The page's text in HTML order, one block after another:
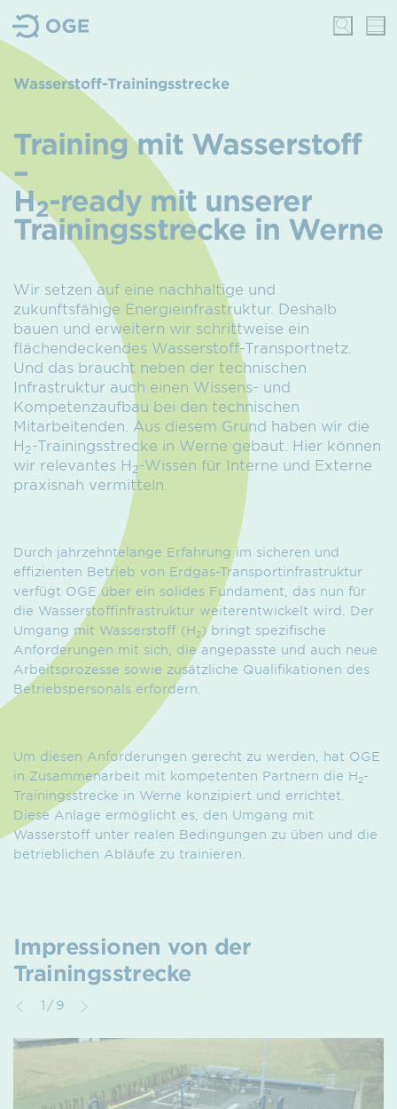
Wasserstoff-Trainingsstrecke
Training mit Wasserstoff
–
H2-ready mit unserer
Trainings­strecke in Werne
Wir setzen auf eine nachhaltige und
zukunftsfähige Energieinfrastruktur. Deshalb
bauen und erweitern wir schrittweise ein
flächendeckendes Wasserstoff-Transportnetz.
Und das braucht neben der technischen
Infrastruktur auch einen Wissens- und
Kompetenzaufbau bei den technischen
Mitarbeitenden. Aus diesem Grund haben wir die
H2-Trainingsstrecke in Werne gebaut. Hier können
wir relevantes H2-Wissen für Interne und Externe
praxisnah vermitteln.
Durch jahrzehntelange Erfahrung im sicheren und
effizienten Betrieb von Erdgas-Transportinfrastruktur
verfügt OGE über ein solides Fundament, das nun für
die Wasserstoffinfrastruktur weiterentwickelt wird. Der
Umgang mit Wasserstoff (H2) bringt spezifische
Anforderungen mit sich, die angepasste und auch neue
Arbeitsprozesse sowie zusätzliche Qualifikationen des
Betriebspersonals erfordern.
Um diesen Anforderungen gerecht zu werden, hat OGE
in Zusammenarbeit mit kompetenten Partnern die H2-
Trainingsstrecke in Werne konzipiert und errichtet.
Diese Anlage ermöglicht es, den Umgang mit
Wasserstoff unter realen Bedingungen zu üben und die
betrieblichen Abläufe zu trainieren.
Impressionen von der
Trainingsstrecke
1/9